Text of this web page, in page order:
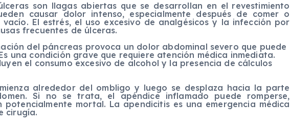
son llagas abiertas que se desarrollan en el revestimiento
causar dolor intenso, especialmente después de comer o
El estrés, el uso excesivo de analgésicos y la infección por
frecuentes de úlceras.
del páncreas provoca un dolor abdominal severo que puede
una condición grave que requiere atención médica inmediata.
el consumo excesivo de alcohol y la presencia de cálculos
alrededor del ombligo y luego se desplaza hacia la parte
Si no se trata, el apéndice inflamado puede romperse,
mortal. La apendicitis es una emergencia médica
cirugía.